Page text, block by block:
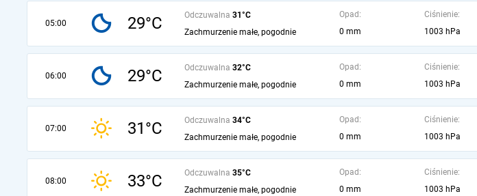
05:00 29°C Odczuwalna 31°C
Zachmurzenie małe, pogodnie
Opad:
0 mm
Ciśnienie:
1003 hPa
06:00 29°C Odczuwalna 32°C
Zachmurzenie małe, pogodnie
Opad:
0 mm
Ciśnienie:
1003 hPa
07:00 31°C Odczuwalna 34°C
Zachmurzenie małe, pogodnie
Opad:
0 mm
Ciśnienie:
1003 hPa
08:00 33°C Odczuwalna 35°C
Zachmurzenie małe, pogodnie
Opad:
0 mm
Ciśnienie:
1003 hPa